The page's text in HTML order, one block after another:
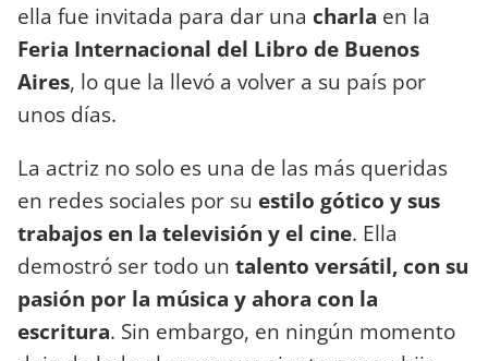
ella fue invitada para dar una charla en la
Feria Internacional del Libro de Buenos
Aires, lo que la llevó a volver a su país por
unos días.
La actriz no solo es una de las más queridas
en redes sociales por su estilo gótico y sus
trabajos en la televisión y el cine. Ella
demostró ser todo un talento versátil, con su
pasión por la música y ahora con la
escritura. Sin embargo, en ningún momento